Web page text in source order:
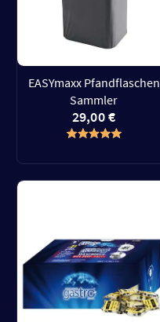
EASYmaxx Pfandflaschen
Sammler
29,00 €